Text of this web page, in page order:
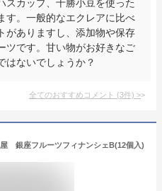
スカップ、十勝小豆を使った
す。一般的なエクレアに比べ
がありますし、添加物や保存
ツです。甘い物がお好きなご
はないでしょうか？
全てのおすすめコメント (3件) >
銀座フルーツフィナンシェB(12個入)